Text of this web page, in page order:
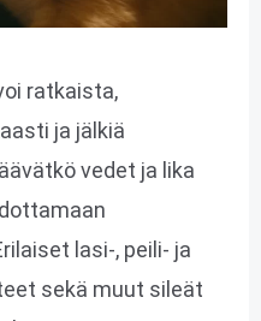
ratkaista,
ja jälkiä
vedet ja lika
lasi-, peili- ja
sekä muut sileät